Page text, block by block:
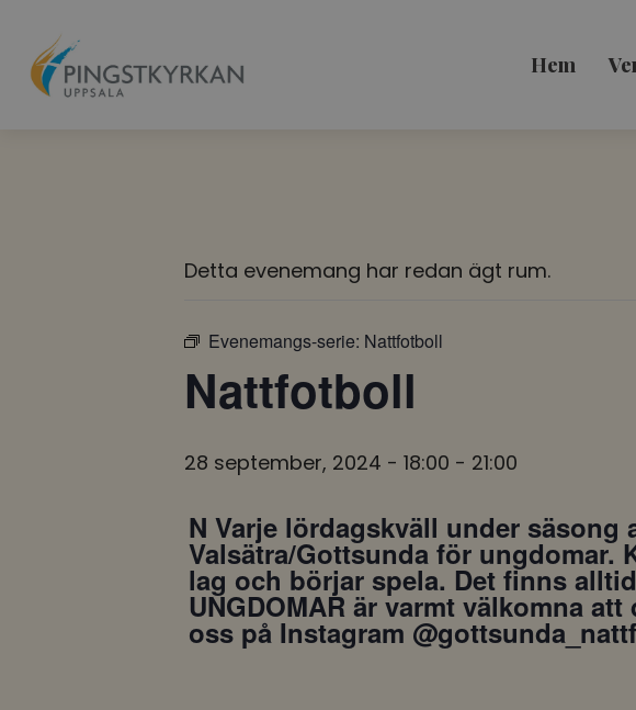
Hem
Detta evenemang har redan ägt rum.
Evenemangs-serie: Nattfotboll
Nattfotboll
28 september, 2024 - 18:00 - 21:00
N Varje lördagskväll under
Valsätra/Gottsunda för ungdomar.
lag och börjar spela. Det finns
UNGDOMAR är varmt välkomna
oss på Instagram